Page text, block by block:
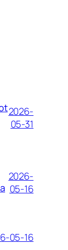
2026-
05-31
2026-
05-16
05-16